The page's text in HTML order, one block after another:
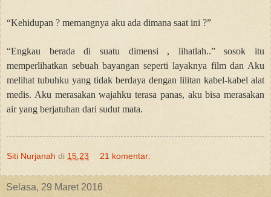
“Kehidupan ? memangnya aku ada dimana saat ini ?”
“Engkau berada di suatu dimensi , lihatlah..” sosok itu
memperlihatkan sebuah bayangan seperti layaknya film dan Aku
melihat tubuhku yang tidak berdaya dengan lilitan kabel-kabel alat
medis. Aku merasakan wajahku terasa panas, aku bisa merasakan
air yang berjatuhan dari sudut mata.
Siti Nurjanah di 15.23 21 komentar:
Selasa, 29 Maret 2016